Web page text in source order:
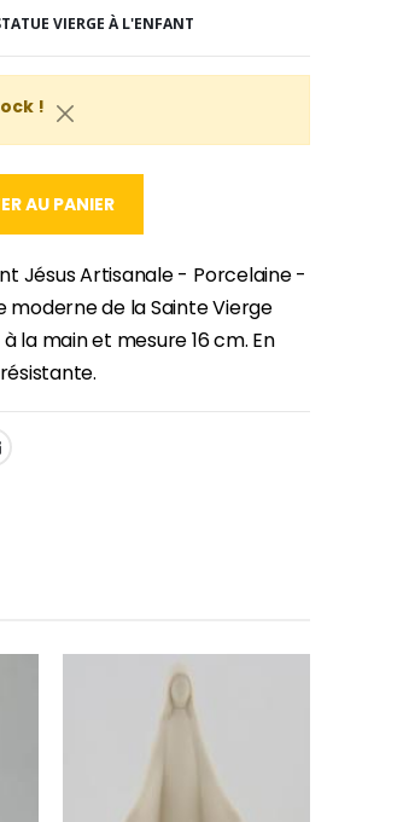
VIERGE À L'ENFANT
!
AU PANIER
Jésus Artisanale - Porcelaine -
de la Sainte Vierge
la main et mesure 16 cm. En